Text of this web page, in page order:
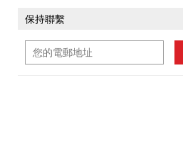
保持聯繫